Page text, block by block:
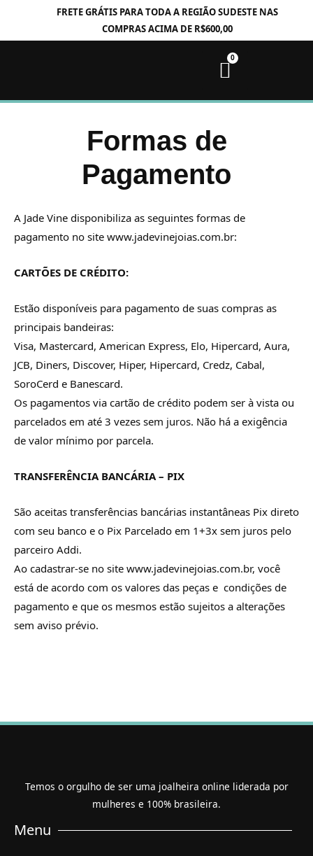
FRETE GRÁTIS PARA TODA A REGIÃO SUDESTE NAS
COMPRAS ACIMA DE R$600,00
Formas de
Pagamento
A Jade Vine disponibiliza as seguintes formas de
pagamento no site www.jadevinejoias.com.br:
CARTÕES DE CRÉDITO:
Estão disponíveis para pagamento de suas compras as
principais bandeiras:
Visa, Mastercard, American Express, Elo, Hipercard, Aura,
JCB, Diners, Discover, Hiper, Hipercard, Credz, Cabal,
SoroCerd e Banescard.
Os pagamentos via cartão de crédito podem ser à vista ou
parcelados em até 3 vezes sem juros. Não há a exigência
de valor mínimo por parcela.
TRANSFERÊNCIA BANCÁRIA – PIX
São aceitas transferências bancárias instantâneas Pix direto
com seu banco e o Pix Parcelado em 1+3x sem juros pelo
parceiro Addi.
Ao cadastrar-se no site www.jadevinejoias.com.br, você
está de acordo com os valores das peças e condições de
pagamento e que os mesmos estão sujeitos a alterações
sem aviso prévio.
Temos o orgulho de ser uma joalheira online liderada por
mulheres e 100% brasileira.
Menu